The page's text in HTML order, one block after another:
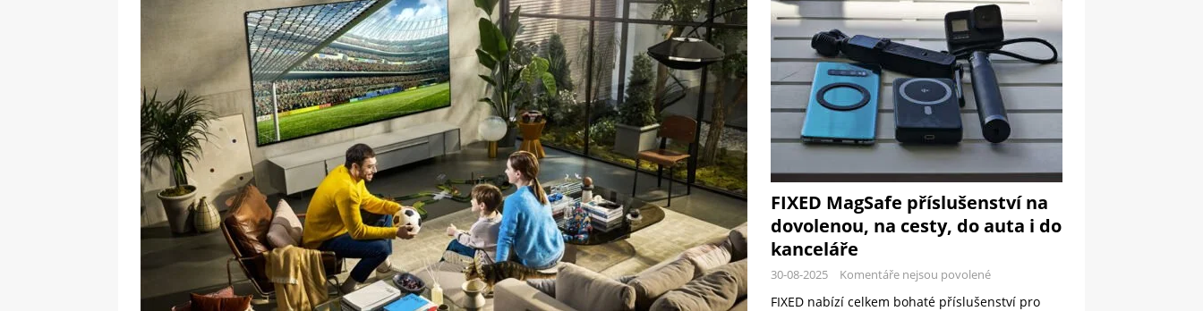
SOFTWARE
FIXED MagSafe příslušenství na
dovolenou, na cesty, do auta i do
kanceláře
30-08-2025 Komentáře nejsou povolené
FIXED nabízí celkem bohaté příslušenství pro